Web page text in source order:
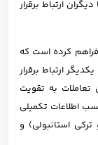
ارتباط برقرار
کرده است که
ارتباط برقرار
به تقویت
اطلاعات تکمیلی
ترکی استانبولی) و